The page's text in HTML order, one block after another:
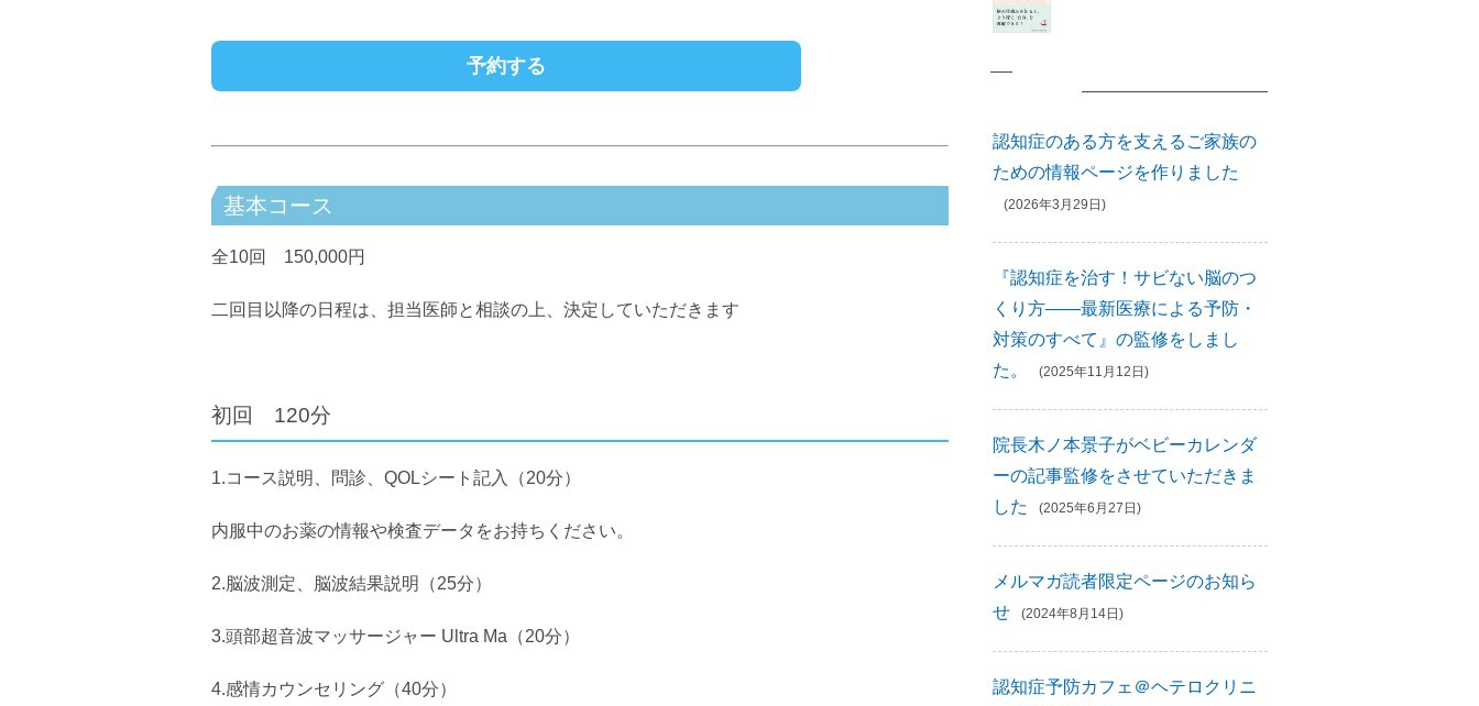
予約する
基本コース
全10回 150,000円
二回目以降の日程は、担当医師と相談の上、決定していただきます
初回 120分
1.コース説明、問診、QOLシート記入（20分）
内服中のお薬の情報や検査データをお持ちください。
2.脳波測定、脳波結果説明（25分）
3.頭部超音波マッサージャー Ultra Ma（20分）
4.感情カウンセリング（40分）
認知症のある方を支えるご家族の
ための情報ページを作りました
(2026年3月29日)
『認知症を治す！サビない脳のつ
くり方――最新医療による予防・
対策のすべて』の監修をしまし
た。
(2025年11月12日)
院長木ノ本景子がベビーカレンダ
ーの記事監修をさせていただきま
した
(2025年6月27日)
メルマガ読者限定ページのお知ら
せ
(2024年8月14日)
認知症予防カフェ＠ヘテロクリニ